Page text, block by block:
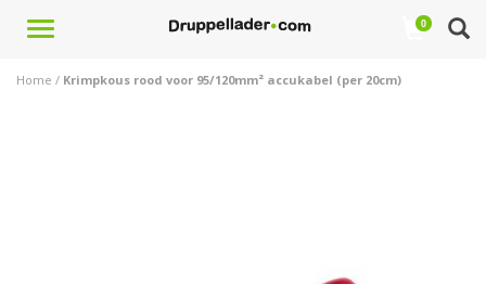
Toggle
0
Home / Krimpkous rood voor 95/120mm² accukabel (per 20cm)